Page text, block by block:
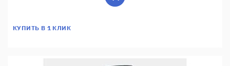
КУПИТЬ В 1 КЛИК